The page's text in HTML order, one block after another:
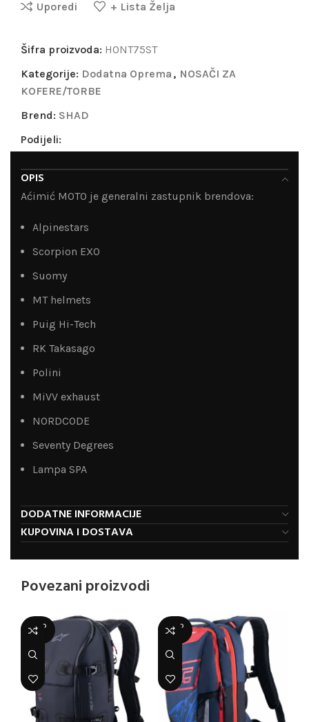
Uporedi + Lista Želja
Šifra proizvoda: H0NT75ST
Kategorije: Dodatna Oprema , NOSAČI ZA
KOFERE/TORBE
Brend: SHAD
Podijeli:
OPIS
Aćimić MOTO je generalni zastupnik brendova:
Alpinestars
Scorpion EXO
Suomy
MT helmets
Puig Hi-Tech
RK Takasago
Polini
MiVV exhaust
NORDCODE
Seventy Degrees
Lampa SPA
DODATNE INFORMACIJE
KUPOVINA I DOSTAVA
Povezani proizvodi
SOLD
OUT
SOLD
OUT